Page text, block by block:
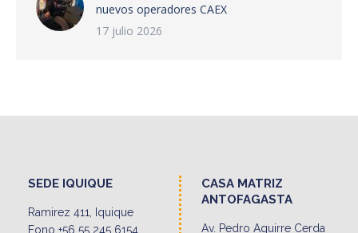
nuevos operadores CAEX
17 julio 2026
SEDE IQUIQUE
Ramirez 411, Iquique
Fono +56 55 245 6154
CASA MATRIZ
ANTOFAGASTA
Av. Pedro Aguirre Cerda